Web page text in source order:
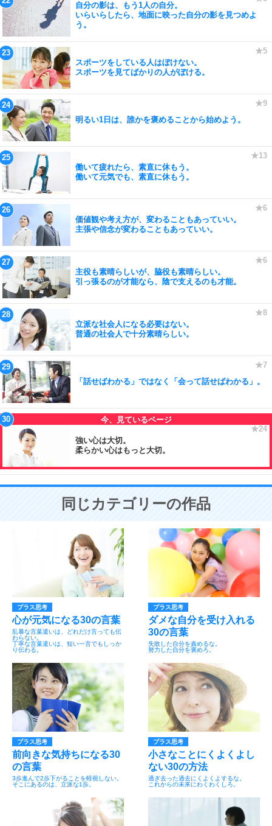
自分の影は、もう1人の自分。
いらいらしたら、地面に映った自分の影を見つめよ
う。
スポーツをしている人はぼけない。
スポーツを見てばかりの人がぼける。
明るい1日は、誰かを褒めることから始めよう。
働いて疲れたら、素直に休もう。
働いて元気でも、素直に休もう。
価値観や考え方が、変わることもあっていい。
主張や信念が変わることもあっていい。
主役も素晴らしいが、脇役も素晴らしい。
引っ張るのが才能なら、陰で支えるのも才能。
立派な社会人になる必要はない。
普通の社会人で十分素晴らしい。
「話せばわかる」ではなく「会って話せばわかる」。
強い心は大切。
柔らかい心はもっと大切。
同じカテゴリーの作品
プラス思考
心が元気になる30の言葉
乱暴な言葉遣いは、どれだけ言っても伝
わらない。
丁寧な言葉遣いは、短い一言でもしっか
り伝わる。
プラス思考
ダメな自分を受け入れる
30の言葉
失敗した自分を責めるな。
努力した自分を褒めろ。
プラス思考
前向きな気持ちになる30
の言葉
3歩進んで2歩下がることを軽視しない。
そこにあるのは、立派な1歩。
プラス思考
小さなことにくよくよし
ない30の方法
過ぎ去った過去にくよくよするな。
これからの未来にわくわくしろ。